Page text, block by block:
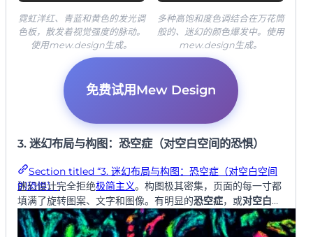
霓虹洋红、青蓝和黄色的发光调
色板，散发着视觉强度的脉动。
使用mew.design生成。
多种高饱和度色调结合在万花筒
般的、迷幻的颜色爆发中。使用
mew.design生成。
免费试用Mew Design
3. 迷幻布局与构图：恐空症（对空白空间的恐惧）
Section titled “3. 迷幻布局与构图：恐空症（对空白空间
的恐惧）”
迷幻设计完全拒绝极简主义。构图极其密集，页面的每一寸都
填满了旋转图案、文字和图像。有明显的恐空症，或对空白空
间的恐惧。布局通常是漩涡状的旋转，将观者的目光拉向中
心。